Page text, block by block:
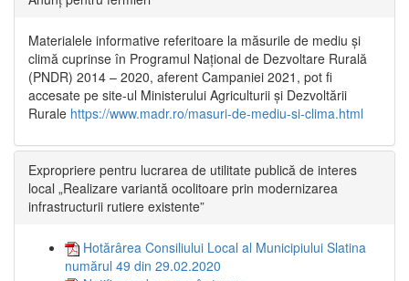
Materialele informative referitoare la măsurile de mediu și
climă cuprinse în Programul Național de Dezvoltare Rurală
(PNDR) 2014 – 2020, aferent Campaniei 2021, pot fi
accesate pe site-ul Ministerului Agriculturii și Dezvoltării
Rurale https://www.madr.ro/masuri-de-mediu-si-clima.html
Expropriere pentru lucrarea de utilitate publică de interes
local „Realizare variantă ocolitoare prin modernizarea
infrastructurii rutiere existente”
Hotărârea Consiliului Local al Municipiului Slatina
numărul 49 din 29.02.2020